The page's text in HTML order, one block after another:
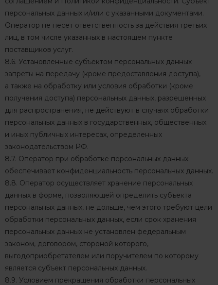
персональных данных и/или с указанными документами.
Оператор не несет ответственность за действия третьих
лиц, в том числе указанных в настоящем пункте
поставщиков услуг.
8.6. Установленные субъектом персональных данных
запреты на передачу (кроме предоставления доступа),
а также на обработку или условия обработки (кроме
получения доступа) персональных данных, разрешенных
для распространения, не действуют в случаях обработки
персональных данных в государственных, общественных
и иных публичных интересах, определенных
законодательством РФ.
8.7. Оператор при обработке персональных данных
обеспечивает конфиденциальность персональных данных.
8.8. Оператор осуществляет хранение персональных
данных в форме, позволяющей определить субъекта
персональных данных, не дольше, чем этого требуют цели
обработки персональных данных, если срок хранения
персональных данных не установлен федеральным
законом, договором, стороной которого,
выгодоприобретателем или поручителем по которому
является субъект персональных данных.
8.9. Условием прекращения обработки персональных